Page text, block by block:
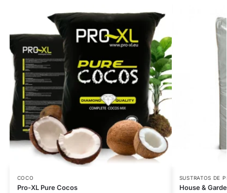
COCO
Pro-XL Pure Cocos
SUSTRATOS DE
House &